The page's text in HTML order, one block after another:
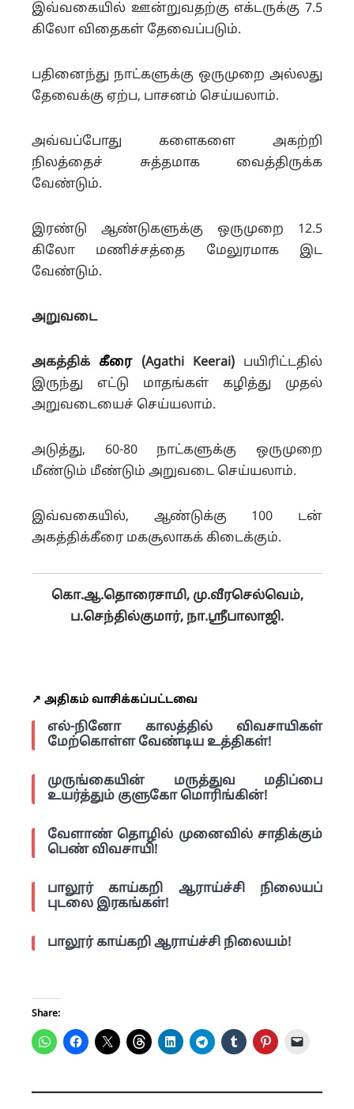
இவ்வகையில் ஊன்றுவதற்கு எக்டருக்கு 7.5
கிலோ விதைகள் தேவைப்படும்.
பதினைந்து நாட்களுக்கு ஒருமுறை அல்லது
தேவைக்கு ஏற்ப, பாசனம் செய்யலாம்.
அவ்வப்போது களைகளை அகற்றி
நிலத்தைச் சுத்தமாக வைத்திருக்க
வேண்டும்.
இரண்டு ஆண்டுகளுக்கு ஒருமுறை 12.5
கிலோ மணிச்சத்தை மேலுரமாக இட
வேண்டும்.
அறுவடை
அகத்திக்கீரை(Agathi Keerai) பயிரிட்டதில்
இருந்து எட்டு மாதங்கள் கழித்து முதல்
அறுவடையைச் செய்யலாம்.
அடுத்து, 60-80 நாட்களுக்கு ஒருமுறை
மீண்டும் மீண்டும் அறுவடை செய்யலாம்.
இவ்வகையில், ஆண்டுக்கு 100 டன்
அகத்திக்கீரை மகசூலாகக் கிடைக்கும்.
கொ.ஆ.தொரைசாமி, மு.வீரசெல்வெம்,
ப.செந்தில்குமார், நா.ஸ்ரீபாலாஜி.
↗️ அதிகம் வாசிக்கப்பட்டவை
எல்-நினோ காலத்தில் விவசாயிகள்
மேற்கொள்ள வேண்டிய உத்திகள்!
முருங்கையின் மருத்துவ மதிப்பை
உயர்த்தும் குளுகோ மொரிங்கின்!
வேளாண் தொழில் முனைவில் சாதிக்கும்
பெண் விவசாயி!
பாலூர் காய்கறி ஆராய்ச்சி நிலையப்
புடலை இரகங்கள்!
பாலூர் காய்கறி ஆராய்ச்சி நிலையம்!
Share: